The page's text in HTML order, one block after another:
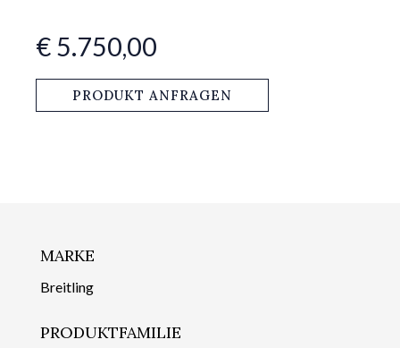
€ 5.750,00
PRODUKT ANFRAGEN
MARKE
Breitling
PRODUKTFAMILIE